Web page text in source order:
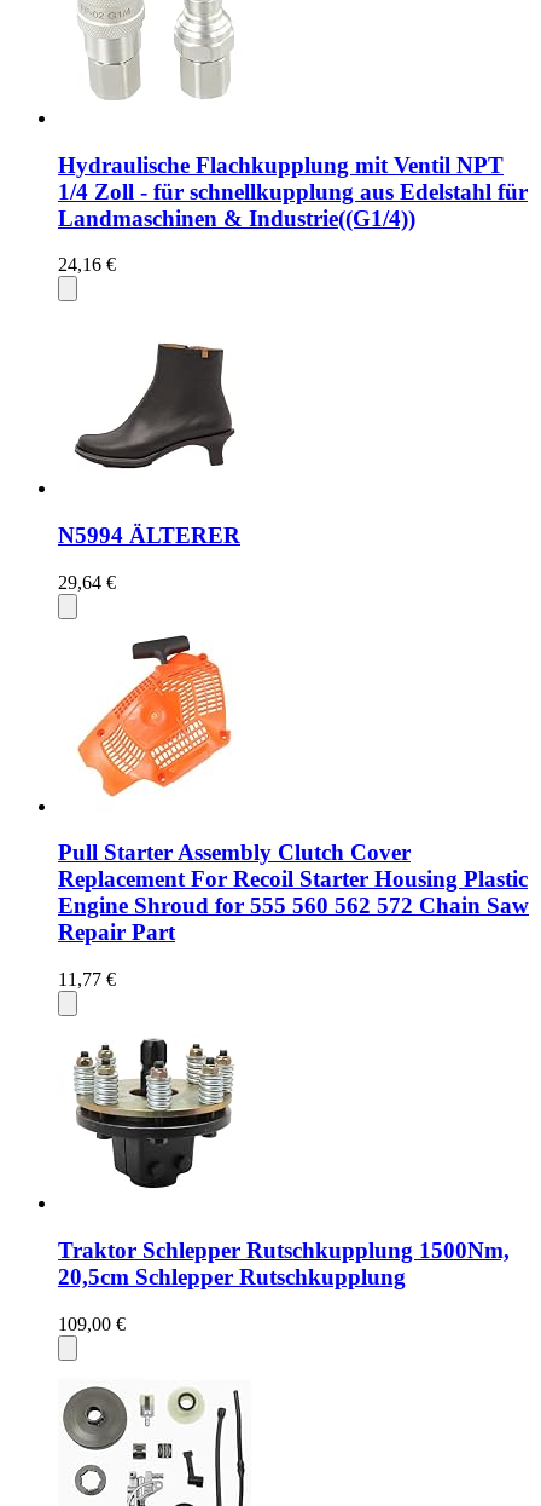
Hydraulische Flachkupplung mit Ventil NPT
1/4 Zoll - für schnellkupplung aus Edelstahl für
Landmaschinen & Industrie((G1/4))
24,16 €
N5994 ÄLTERER
29,64 €
Pull Starter Assembly Clutch Cover
Replacement For Recoil Starter Housing Plastic
Engine Shroud for 555 560 562 572 Chain Saw
Repair Part
11,77 €
Traktor Schlepper Rutschkupplung 1500Nm,
20,5cm Schlepper Rutschkupplung
109,00 €